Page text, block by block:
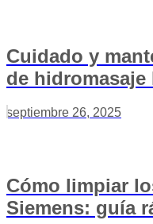
Cuidado y
de hidromasaje
septiembre 26, 2025
Cómo limpiar
Siemens: guía